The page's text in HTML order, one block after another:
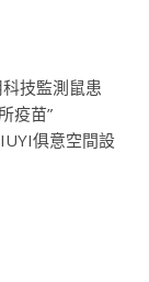
技監測鼠患
疫苗”
俱意空間設